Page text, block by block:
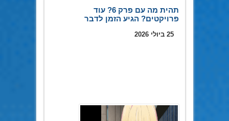
תהית מה עם פרק 6? עוד
פרויקטים? הגיע הזמן לדבר
25 ביולי 2026